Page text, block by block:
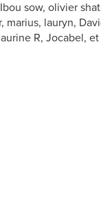
sow, olivier
lauryn,
R, Jocabel,